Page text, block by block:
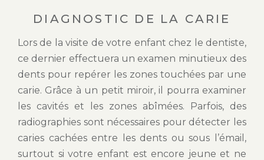
DIAGNOSTIC DE LA CARIE
Lors de la visite de votre enfant chez le dentiste,
ce dernier effectuera un examen minutieux des
dents pour repérer les zones touchées par une
carie. Grâce à un petit miroir, il pourra examiner
les cavités et les zones abîmées. Parfois, des
radiographies sont nécessaires pour détecter les
caries cachées entre les dents ou sous l’émail,
surtout si votre enfant est encore jeune et ne